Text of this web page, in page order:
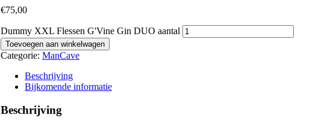
€75,00
Dummy XXL Flessen G'Vine Gin DUO aantal
Toevoegen aan winkelwagen
Categorie: ManCave
Beschrijving
Bijkomende informatie
Beschrijving